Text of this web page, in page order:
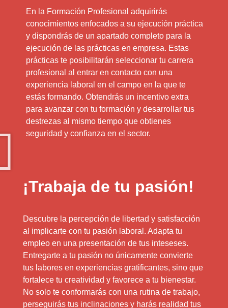
En la Formación Profesional adquirirás
conocimientos enfocados a su ejecución práctica
y dispondrás de un apartado completo para la
ejecución de las prácticas en empresa. Estas
prácticas te posibilitarán seleccionar tu carrera
profesional al entrar en contacto con una
experiencia laboral en el campo en la que te
estás formando. Obtendrás un incentivo extra
para avanzar con tu formación y desarrollar tus
destrezas al mismo tiempo que obtienes
seguridad y confianza en el sector.
¡Trabaja de tu pasión!
Descubre la percepción de libertad y satisfacción
al implicarte con tu pasión laboral. Adapta tu
empleo en una presentación de tus inteseses.
Entregarte a tu pasión no únicamente convierte
tus labores en experiencias gratificantes, sino que
fortalece tu creatividad y favorece a tu bienestar.
No solo te conformarás con una rutina de trabajo,
perseguirás tus inclinaciones y harás realidad tus